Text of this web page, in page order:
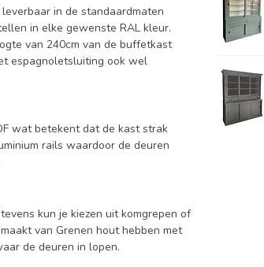
in de standaardmaten
in elke gewenste RAL kleur.
van 240cm van de buffetkast
espagnoletsluiting ook wel
wat betekent dat de kast strak
rails waardoor de deuren
kun je kiezen uit komgrepen of
van Grenen hout hebben met
de deuren in lopen.